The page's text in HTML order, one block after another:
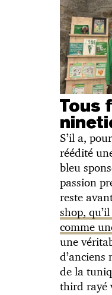
Tous
S’il a,
réédité
bleu
passion
reste
shop,
comme
une
d’anciens
de la
third rayé